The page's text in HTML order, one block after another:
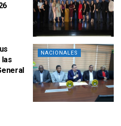
NACIONALES